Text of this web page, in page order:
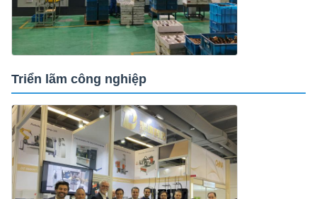
Triển lãm công nghiệp